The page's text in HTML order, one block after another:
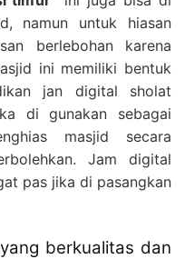
namun untuk hiasan
berlebohan karena
ini memiliki bentuk
jan digital sholat
di gunakan sebagai
masjid secara
Jam digital
pas jika di pasangkan
berkualitas dan